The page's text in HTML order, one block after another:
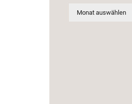
Archiv